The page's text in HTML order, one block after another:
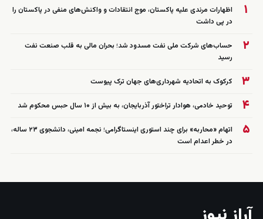
۱
اظهارات مرندی علیه پاکستان، موج انتقادات و واکنش‌های منفی در پاکستان را
در پی داشت
۲
حساب‌های شرکت ملی نفت مسدود شد؛ بحران مالی به قلب صنعت نفت
رسید
۳ کرکوک به اتحادیه شهرداری‌های جهان ترک پیوست
۴ توحید خادمی، هوادار تراختور آذربایجان، به بیش از ۱۰ سال حبس محکوم شد
۵
اتهام «محاربه» برای چند استوری اینستاگرامی؛ نجمه امینی، دانشجوی ۲۳ ساله،
در خطر اعدام است